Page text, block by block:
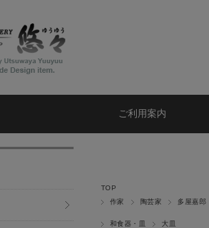
ご利用案内
TOP
作家
陶芸家 多屋嘉郎
和食器・皿 大皿